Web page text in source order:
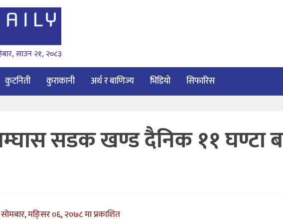
साउन २१, २०८३
कुटनिती कुराकानी अर्थ र बाणिज्य भिडियो सिफारिस
सडक खण्ड दैनिक ११ घण्टा
मङि्सर ०६, २०७८ मा प्रकाशित